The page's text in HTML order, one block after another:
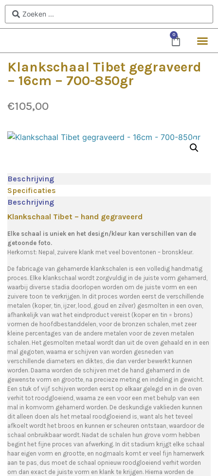
0
Klankschaal Tibet gegraveerd
– 16cm – 700-850gr
€105,00
Beschrijving
Specificaties
Beschrijving
Klankschaal Tibet – hand gegraveerd
Elke schaal is uniek en het design/kleur kan verschillen van de
getoonde foto.
Herkomst: Nepal, zuivere klank met veel boventonen – bronskleur.
De fabricage van gehamerde klankschalen is een volledig handmatig
proces. Elke klankschaal wordt zorgvuldig in de juiste vorm gehamerd,
waarbij diverse stadia doorlopen worden om de juiste vorm en een
zuivere toon te verkrijgen. In dit proces worden eerst de verschillende
metalen (koper, tin, ijzer, lood, goud en zilver) gesmolten in een oven,
afhankelijk van wat het eindproduct vereist (koper en tin = brons)
vormen de hoofdbestanddelen, voor de bronzen schalen, met zeer
kleine percentages van de andere metalen voor de zeven metalen
schalen. Het gesmolten metaal wordt dan uit de oven gehaald en in een
mal gegoten, waarna er schijven van worden gesneden van
verschillende diameters en diktes, die dan verder bewerkt kunnen
worden. Daarna worden de schijven met de hand gehamerd in de
gewenste vorm en grootte, na precieze meting en indeling in gewicht.
Een stuk of vijf schijven worden eerst op elkaar gelegd en in de oven
verhit tot roodgloeiend, waarna ze een voor een met behulp van een
mal in komvorm gehamerd worden. De deskundige vaklieden kunnen
dit alleen doen als het metaal roodgloeiend is, want als het teveel
afkoelt wordt het broos en kunnen er scheuren ontstaan, waardoor de
schaal onbruikbaar wordt. Nadat de schalen hun grove vorm hebben
begint het fijne proces van afwerking. In dit stadium krijgt elke schaal
haar eigen vorm en grootte, en nogmaals komt er veel fijn hamerwerk
aan te pas, dus moet de schaal opnieuw roodgloeiend verhit worden
om dan exact de juiste vorm en klank te krijgen. Hierna worden de